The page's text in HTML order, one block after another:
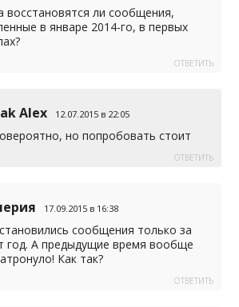
восстановятся ли сообщения,
в январе 2014-го, в первых
ОТВЕТИТЬ
Alex 12.07.2015 в 22:05
но попробовать стоит
ОТВЕТИТЬ
17.09.2015 в 16:38
сообщения только за
год. А предыдущие время вообще
Как так?
ОТВЕТИТЬ